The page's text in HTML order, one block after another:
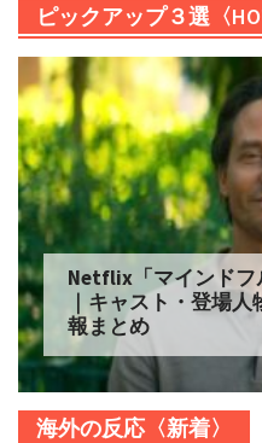
ピックアップ３選〈
Netflix「マインドフ
｜キャスト・登場
報まとめ
海外の反応〈新着〉